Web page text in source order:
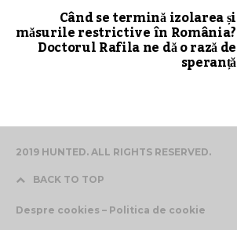
Când se termină izolarea și
măsurile restrictive în România?
Doctorul Rafila ne dă o rază de
speranță
2019 HUNTED. ALL RIGHTS RESERVED.
BACK TO TOP
Despre cookies – Politica de cookie